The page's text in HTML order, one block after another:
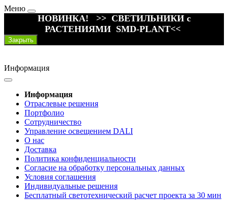
Меню
НОВИНКА! >> СВЕТИЛЬНИКИ с
РАСТЕНИЯМИ SMD-PLANT<<
Закрыть
Информация
Информация
Отраслевые решения
Портфолио
Сотрудничество
Управление освещением DALI
О нас
Доставка
Политика конфиденциальности
Согласие на обработку персональных данных
Условия соглашения
Индивидуальные решения
Бесплатный светотехнический расчет проекта за 30 мин